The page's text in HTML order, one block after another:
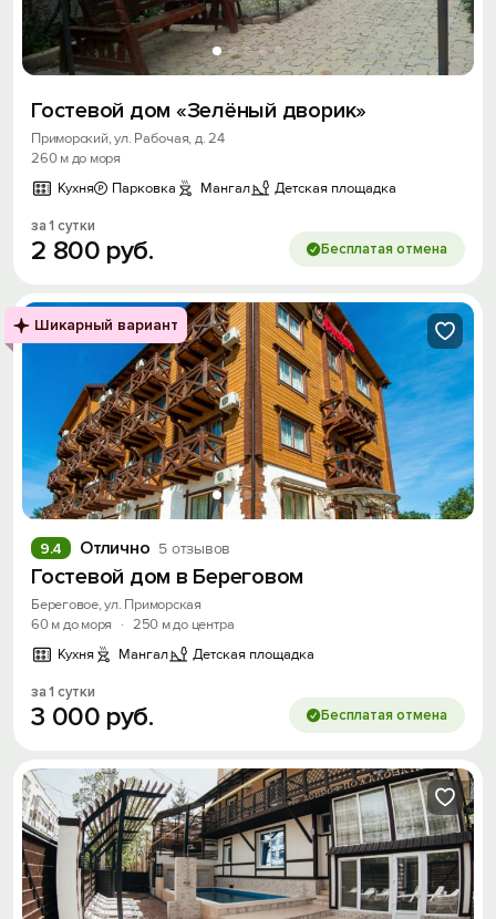
Гостевой дом «Зелёный дворик»
Приморский, ул. Рабочая, д. 24
260 м до моря
Кухня
Парковка Мангал Детская площадка
за 1 сутки
2 800 руб. Бесплатая отмена
Шикарный вариант
Отлично 5 отзывов
9.4
Гостевой дом в Береговом
Береговое, ул. Приморская
60 м до моря
· 250 м до центра
Кухня
Мангал Детская площадка
за 1 сутки
3 000 руб. Бесплатая отмена